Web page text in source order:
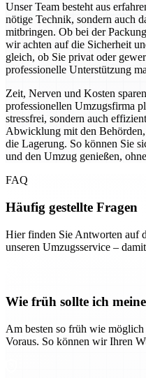
Unser Team besteht aus
nötige Technik, sondern auch
mitbringen. Ob bei der
wir achten auf die Sicherheit
gleich, ob Sie privat oder
professionelle Unterstützung
Zeit, Nerven und Kosten
professionellen Umzugsfirma
stressfrei, sondern auch
Abwicklung mit den
die Lagerung. So können Sie
und den Umzug genießen,
FAQ
Häufig gestellte Fragen
Hier finden Sie Antworten auf
unseren Umzugsservice –
Wie früh sollte ich
Am besten so früh wie
Voraus. So können wir Ihren